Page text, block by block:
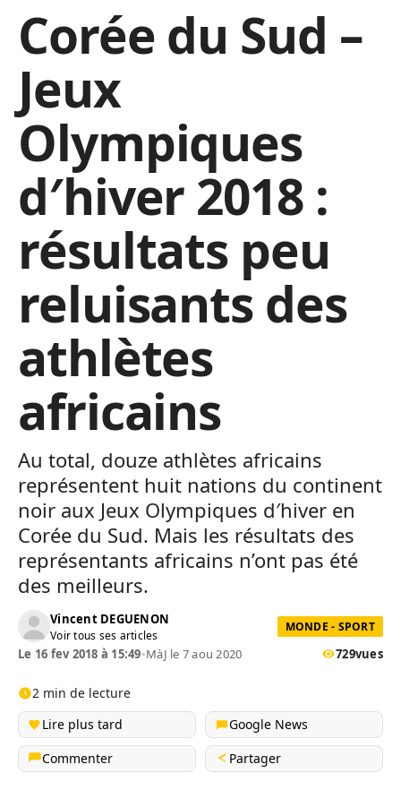
Corée du Sud –
Jeux
Olympiques
d′hiver 2018 :
résultats peu
reluisants des
athlètes
africains
Au total, douze athlètes africains
représentent huit nations du continent
noir aux Jeux Olympiques d′hiver en
Corée du Sud. Mais les résultats des
représentants africains n’ont pas été
des meilleurs.
Vincent DEGUENON
Voir tous ses articles
MONDE - SPORT
Le 16 fev 2018 à 15:49•MàJ le 7 aou 2020 729vues
2 min de lecture
Lire plus tard
Google News
Commenter
Partager